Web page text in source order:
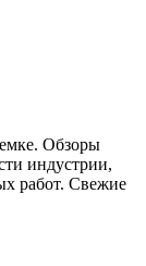
Обзоры
индустрии,
работ. Свежие